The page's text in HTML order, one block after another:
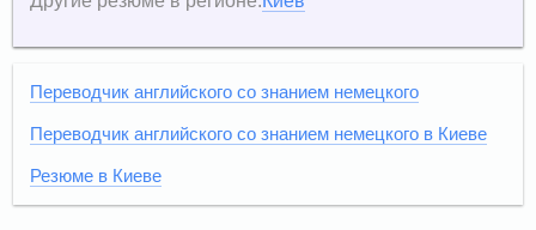
Переводчик английского со знанием немецкого
Переводчик английского со знанием немецкого в Киеве
Резюме в Киеве